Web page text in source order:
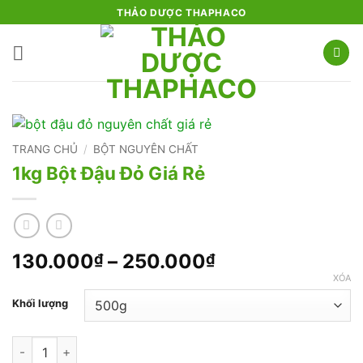
qua
nội
THẢO DƯỢC THAPHACO
TRANG CHỦ / BỘT NGUYÊN CHẤT
1kg Bột Đậu Đỏ Giá Rẻ
130.000₫ – 250.000₫Khoảng
130.000₫
Khối lượng
XÓA
1kg Bột Đậu Đỏ Giá Rẻ số lượng